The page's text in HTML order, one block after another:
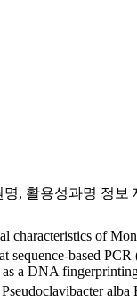
, 활용성과명 정보
characteristics of
sequence-based
as a DNA